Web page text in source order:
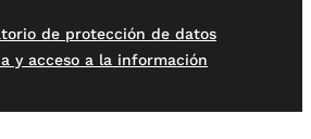
de protección de datos
y acceso a la información